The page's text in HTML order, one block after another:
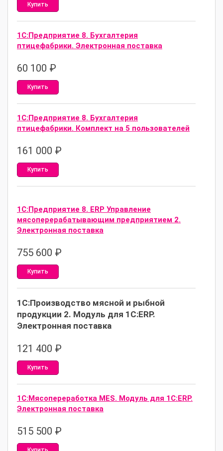
Купить
1С:Предприятие 8. Бухгалтерия
птицефабрики. Электронная поставка
60 100 ₽
Купить
1С:Предприятие 8. Бухгалтерия
птицефабрики. Комплект на 5 пользователей
161 000 ₽
Купить
1С:Предприятие 8. ERP Управление
мясоперерабатывающим предприятием 2.
Электронная поставка
755 600 ₽
Купить
1С:Производство мясной и рыбной
продукции 2. Модуль для 1С:ERP.
Электронная поставка
121 400 ₽
Купить
1С:Мясопереработка MES. Модуль для 1С:ERP.
Электронная поставка
515 500 ₽